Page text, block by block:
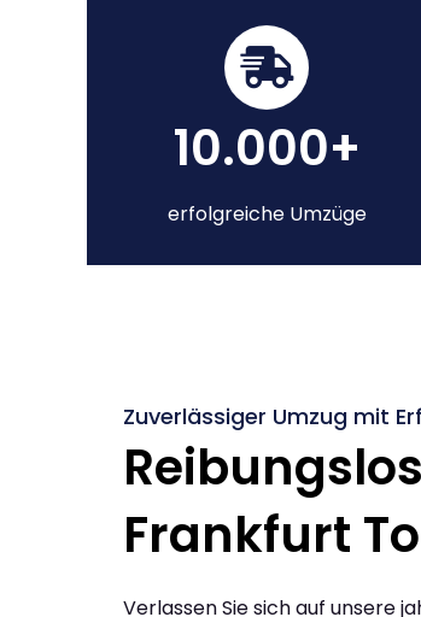
10.000+
erfolgreiche Umzüge
Zuverlässiger Umzug mit
Frankfurt
Verlassen Sie sich auf unsere